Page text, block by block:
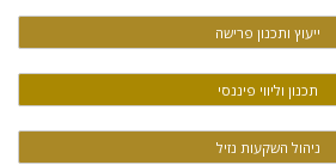
ייעוץ ותכנון פרישה
תכנון וליווי פיננסי
ניהול השקעות נזיל